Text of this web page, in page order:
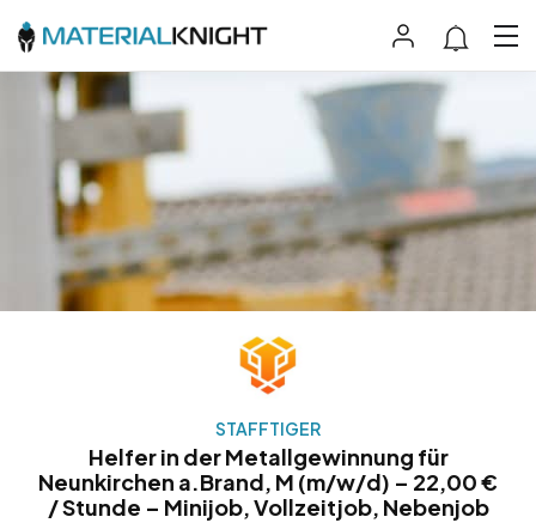
STAFFTIGER
Helfer in der Metallgewinnung für
Neunkirchen a.Brand, M (m/w/d) – 22,00 €
/ Stunde – Minijob, Vollzeitjob, Nebenjob